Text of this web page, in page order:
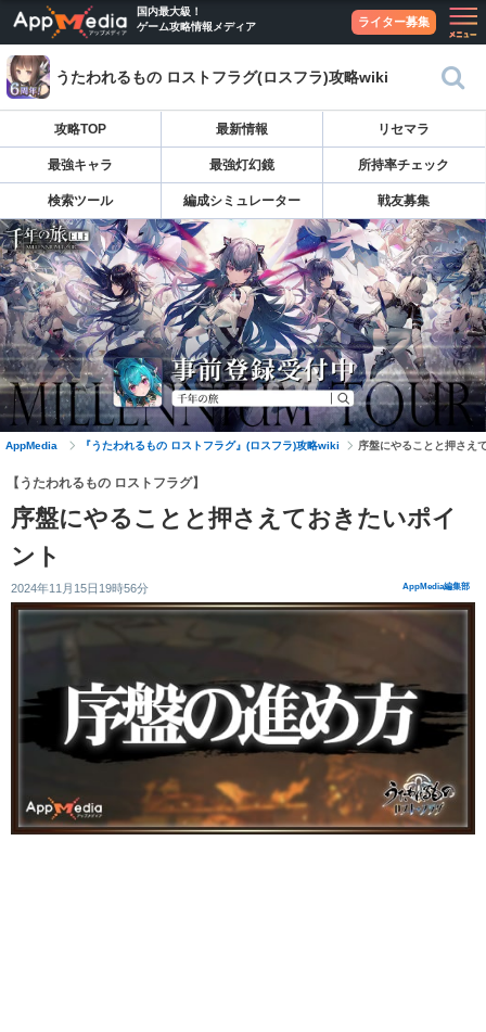
国内最大級！
ゲーム攻略情報メディア
ライター募集
うたわれるもの ロストフラグ(ロスフラ)攻略wiki
攻略TOP 最新情報 リセマラ
最強キャラ 最強灯幻鏡 所持率チェック
検索ツール 編成シミュレーター 戦友募集
AppMedia 『うたわれるもの ロストフラグ』(ロスフラ)攻略wiki 序盤にやることと押さえ
【うたわれるもの ロストフラグ】
序盤にやることと押さえておきたいポイ
ント
2024年11月15日19時56分 AppMedia編集部